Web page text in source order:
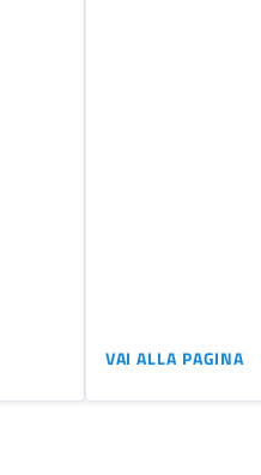
VAI ALLA PAGINA